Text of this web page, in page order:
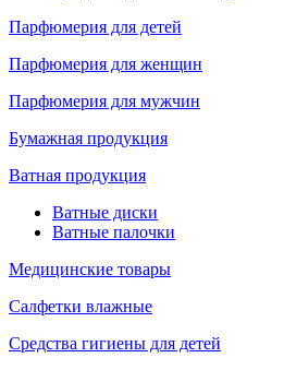
Парфюмерия для детей
Парфюмерия для женщин
Парфюмерия для мужчин
Бумажная продукция
Ватная продукция
Ватные диски
Ватные палочки
Медицинские товары
Салфетки влажные
Средства гигиены для детей